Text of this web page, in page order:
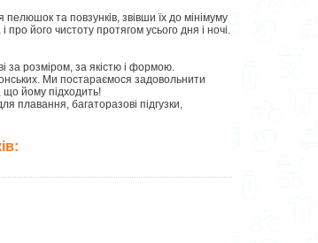
та повзунків, звівши їх до мінімуму
його чистоту протягом усього дня і ночі.
за розміром, за якістю і формою.
Ми постараємося задовольнити
що йому підходить!
плавання, багаторазові підгузки,